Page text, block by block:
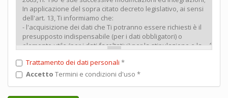
Trattamento dei dati personali *
Accetto Termini e condizioni d'uso *